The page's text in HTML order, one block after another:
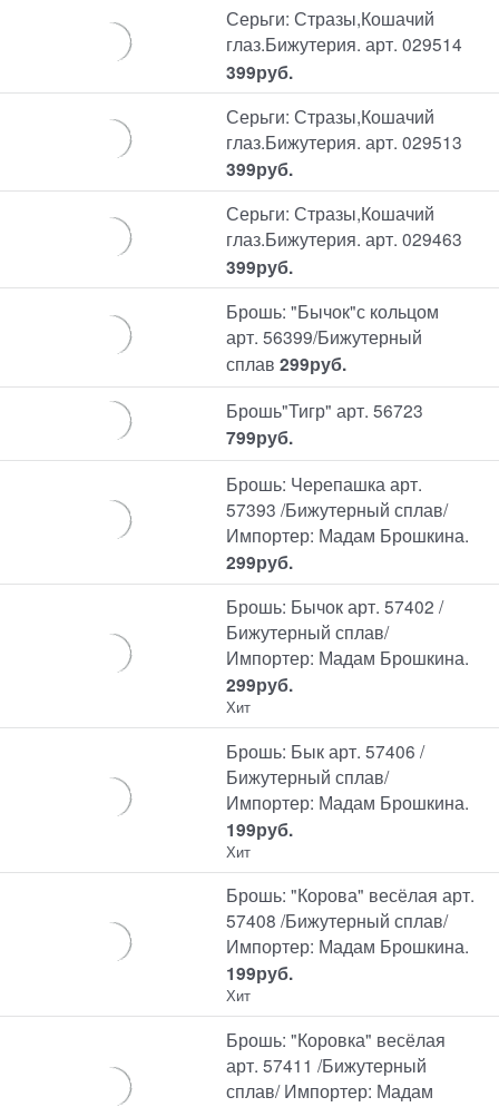
Серьги: Стразы,Кошачий
глаз.Бижутерия. арт. 029514
399руб.
Серьги: Стразы,Кошачий
глаз.Бижутерия. арт. 029513
399руб.
Серьги: Стразы,Кошачий
глаз.Бижутерия. арт. 029463
399руб.
Брошь: "Бычок"с кольцом
арт. 56399/Бижутерный
сплав 299руб.
Брошь"Тигр" арт. 56723
799руб.
Брошь: Черепашка арт.
57393 /Бижутерный сплав/
Импортер: Мадам Брошкина.
299руб.
Брошь: Бычок арт. 57402 /
Бижутерный сплав/
Импортер: Мадам Брошкина.
299руб.
Хит
Брошь: Бык арт. 57406 /
Бижутерный сплав/
Импортер: Мадам Брошкина.
199руб.
Хит
Брошь: "Корова" весёлая арт.
57408 /Бижутерный сплав/
Импортер: Мадам Брошкина.
199руб.
Хит
Брошь: "Коровка" весёлая
арт. 57411 /Бижутерный
сплав/ Импортер: Мадам